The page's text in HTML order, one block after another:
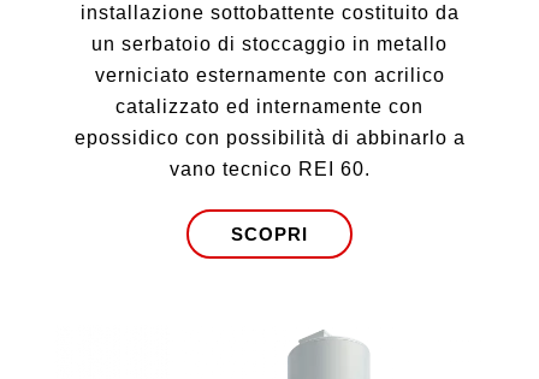
installazione sottobattente costituito da
un serbatoio di stoccaggio in metallo
verniciato esternamente con acrilico
catalizzato ed internamente con
epossidico con possibilità di abbinarlo a
vano tecnico REI 60.
SCOPRI